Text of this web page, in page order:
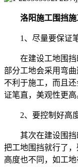
洛阳施工围挡施
1、尽量要保证
在建设工地围挡
部分工地会采用弯
不利于施工，而且
证笔直，美观性更高
2、要控制好高
其次在建设围挡
把工地围挡就行了
高度也不同，如工